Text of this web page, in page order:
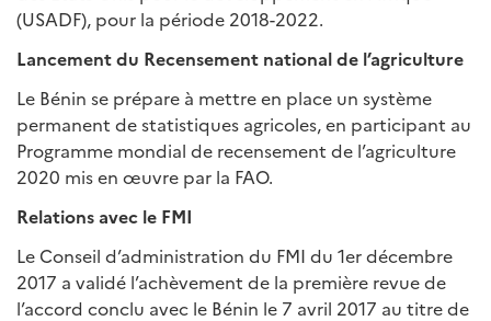
(USADF), pour la période 2018-2022.
Lancement du Recensement national de l’agriculture
Le Bénin se prépare à mettre en place un système
permanent de statistiques agricoles, en participant au
Programme mondial de recensement de l’agriculture
2020 mis en œuvre par la FAO.
Relations avec le FMI
Le Conseil d’administration du FMI du 1er décembre
2017 a validé l’achèvement de la première revue de
l’accord conclu avec le Bénin le 7 avril 2017 au titre de